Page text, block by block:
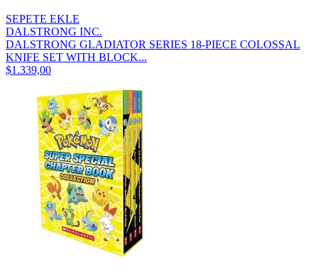
SEPETE EKLE
DALSTRONG INC.
DALSTRONG GLADIATOR SERIES 18-PIECE COLOSSAL
KNIFE SET WITH BLOCK...
$1.339,00